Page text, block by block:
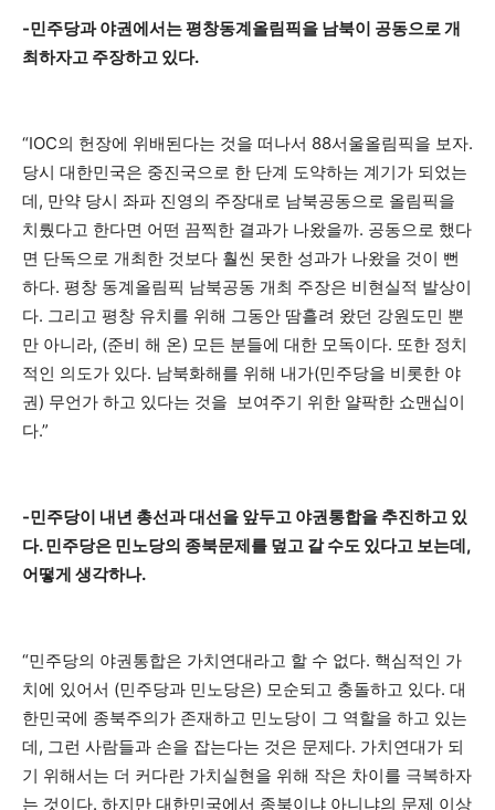
-민주당과 야권에서는 평창동계올림픽을 남북이 공동으로 개
최하자고 주장하고 있다.
“IOC의 헌장에 위배된다는 것을 떠나서 88서울올림픽을 보자.
당시 대한민국은 중진국으로 한 단계 도약하는 계기가 되었는
데, 만약 당시 좌파 진영의 주장대로 남북공동으로 올림픽을
치뤘다고 한다면 어떤 끔찍한 결과가 나왔을까. 공동으로 했다
면 단독으로 개최한 것보다 훨씬 못한 성과가 나왔을 것이 뻔
하다. 평창 동계올림픽 남북공동 개최 주장은 비현실적 발상이
다. 그리고 평창 유치를 위해 그동안 땀흘려 왔던 강원도민 뿐
만 아니라, (준비 해 온) 모든 분들에 대한 모독이다. 또한 정치
적인 의도가 있다. 남북화해를 위해 내가(민주당을 비롯한 야
권) 무언가 하고 있다는 것을 보여주기 위한 얄팍한 쇼맨십이
다.”
-민주당이 내년 총선과 대선을 앞두고 야권통합을 추진하고 있
다. 민주당은 민노당의 종북문제를 덮고 갈 수도 있다고 보는데,
어떻게 생각하나.
“민주당의 야권통합은 가치연대라고 할 수 없다. 핵심적인 가
치에 있어서 (민주당과 민노당은) 모순되고 충돌하고 있다. 대
한민국에 종북주의가 존재하고 민노당이 그 역할을 하고 있는
데, 그런 사람들과 손을 잡는다는 것은 문제다. 가치연대가 되
기 위해서는 더 커다란 가치실현을 위해 작은 차이를 극복하자
는 것이다. 하지만 대한민국에서 종북이냐 아니냐의 문제 이상